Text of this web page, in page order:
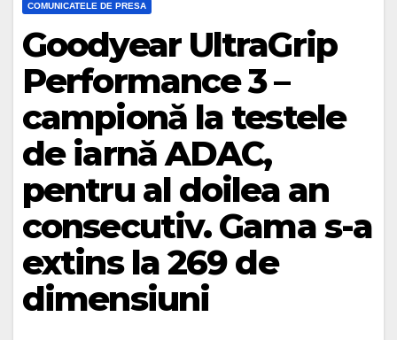
COMUNICATELE DE PRESA
Goodyear UltraGrip
Performance 3 –
campionă la testele
de iarnă ADAC,
pentru al doilea an
consecutiv. Gama s-a
extins la 269 de
dimensiuni